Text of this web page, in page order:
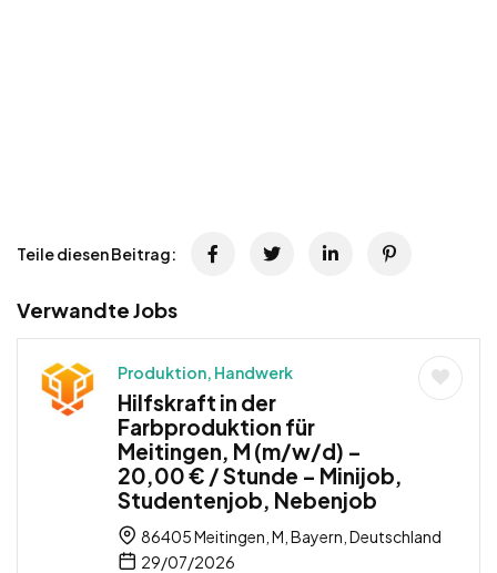
Teile diesen Beitrag:
Verwandte Jobs
Produktion, Handwerk
Hilfskraft in der
Farbproduktion für
Meitingen, M (m/w/d) –
20,00 € / Stunde – Minijob,
Studentenjob, Nebenjob
86405 Meitingen, M, Bayern, Deutschland
29/07/2026